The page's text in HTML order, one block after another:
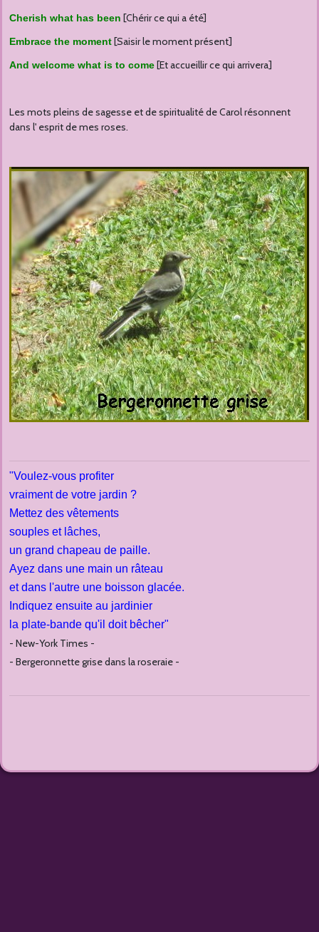
Cherish what has been [Chérir ce qui a été]
Embrace the moment[Saisir le moment présent]
And welcome what is to come[Et accueillir ce qui arrivera]
Les mots pleins de sagesse et de spiritualité de Carol résonnent
dans l' esprit de mes roses.
"Voulez-vous profiter
vraiment de votre jardin ?
Mettez des vêtements
souples et lâches,
un grand chapeau de paille.
Ayez dans une main un râteau
et dans l'autre une boisson glacée.
Indiquez ensuite au jardinier
la plate-bande qu'il doit bêcher"
- New-York Times -
- Bergeronnette grise dans la roseraie -